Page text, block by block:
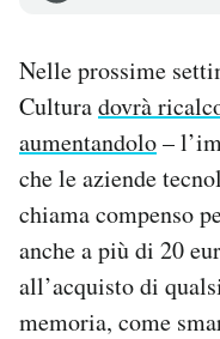
Area Personale
Newsletter
Regala il Post
Hai bisogno di aiuto?
Esci
Nelle prossime
Culturadovrà
aumentandolo–
che le aziende
chiama compenso
anche a più di 20
all’acquisto di
memoria, come